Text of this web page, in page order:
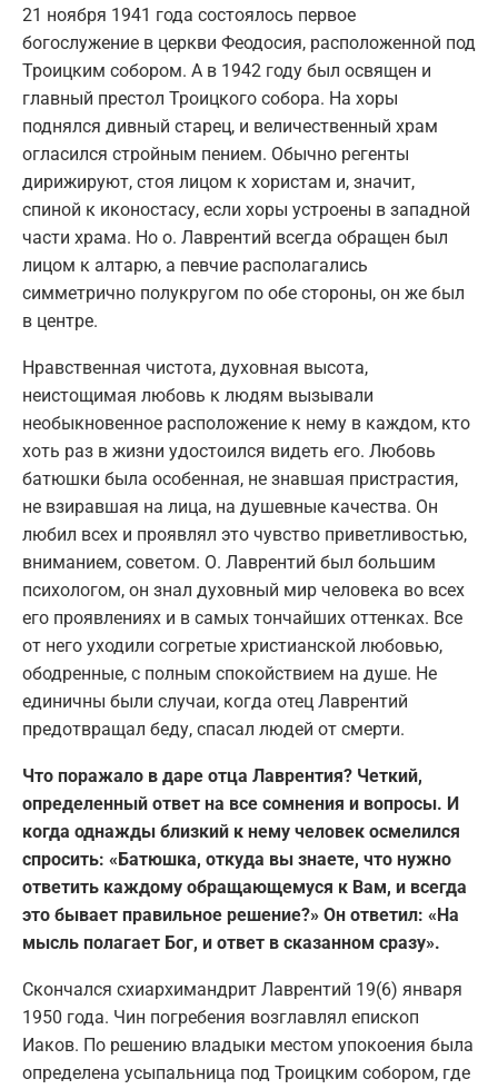
21 ноября 1941 года состоялось первое
богослужение в церкви Феодосия, расположенной под
Троицким собором. А в 1942 году был освящен и
главный престол Троицкого собора. На хоры
поднялся дивный старец, и величественный храм
огласился стройным пением. Обычно регенты
дирижируют, стоя лицом к хористам и, значит,
спиной к иконостасу, если хоры устроены в западной
части храма. Но о. Лаврентий всегда обращен был
лицом к алтарю, а певчие располагались
симметрично полукругом по обе стороны, он же был
в центре.
Нравственная чистота, духовная высота,
неистощимая любовь к людям вызывали
необыкновенное расположение к нему в каждом, кто
хоть раз в жизни удостоился видеть его. Любовь
батюшки была особенная, не знавшая пристрастия,
не взиравшая на лица, на душевные качества. Он
любил всех и проявлял это чувство приветливостью,
вниманием, советом. О. Лаврентий был большим
психологом, он знал духовный мир человека во всех
его проявлениях и в самых тончайших оттенках. Все
от него уходили согретые христианской любовью,
ободренные, с полным спокойствием на душе. Не
единичны были случаи, когда отец Лаврентий
предотвращал беду, спасал людей от смерти.
Что поражало в даре отца Лаврентия? Четкий,
определенный ответ на все сомнения и вопросы. И
когда однажды близкий к нему человек осмелился
спросить: «Батюшка, откуда вы знаете, что нужно
ответить каждому обращающемуся к Вам, и всегда
это бывает правильное решение?» Он ответил: «На
мысль полагает Бог, и ответ в сказанном сразу».
Скончался схиаpхимандpит Лаврентий 19(6) января
1950 года. Чин погребения возглавлял епископ
Иаков. По решению владыки местом упокоения была
определена усыпальница под Троицким собором, где